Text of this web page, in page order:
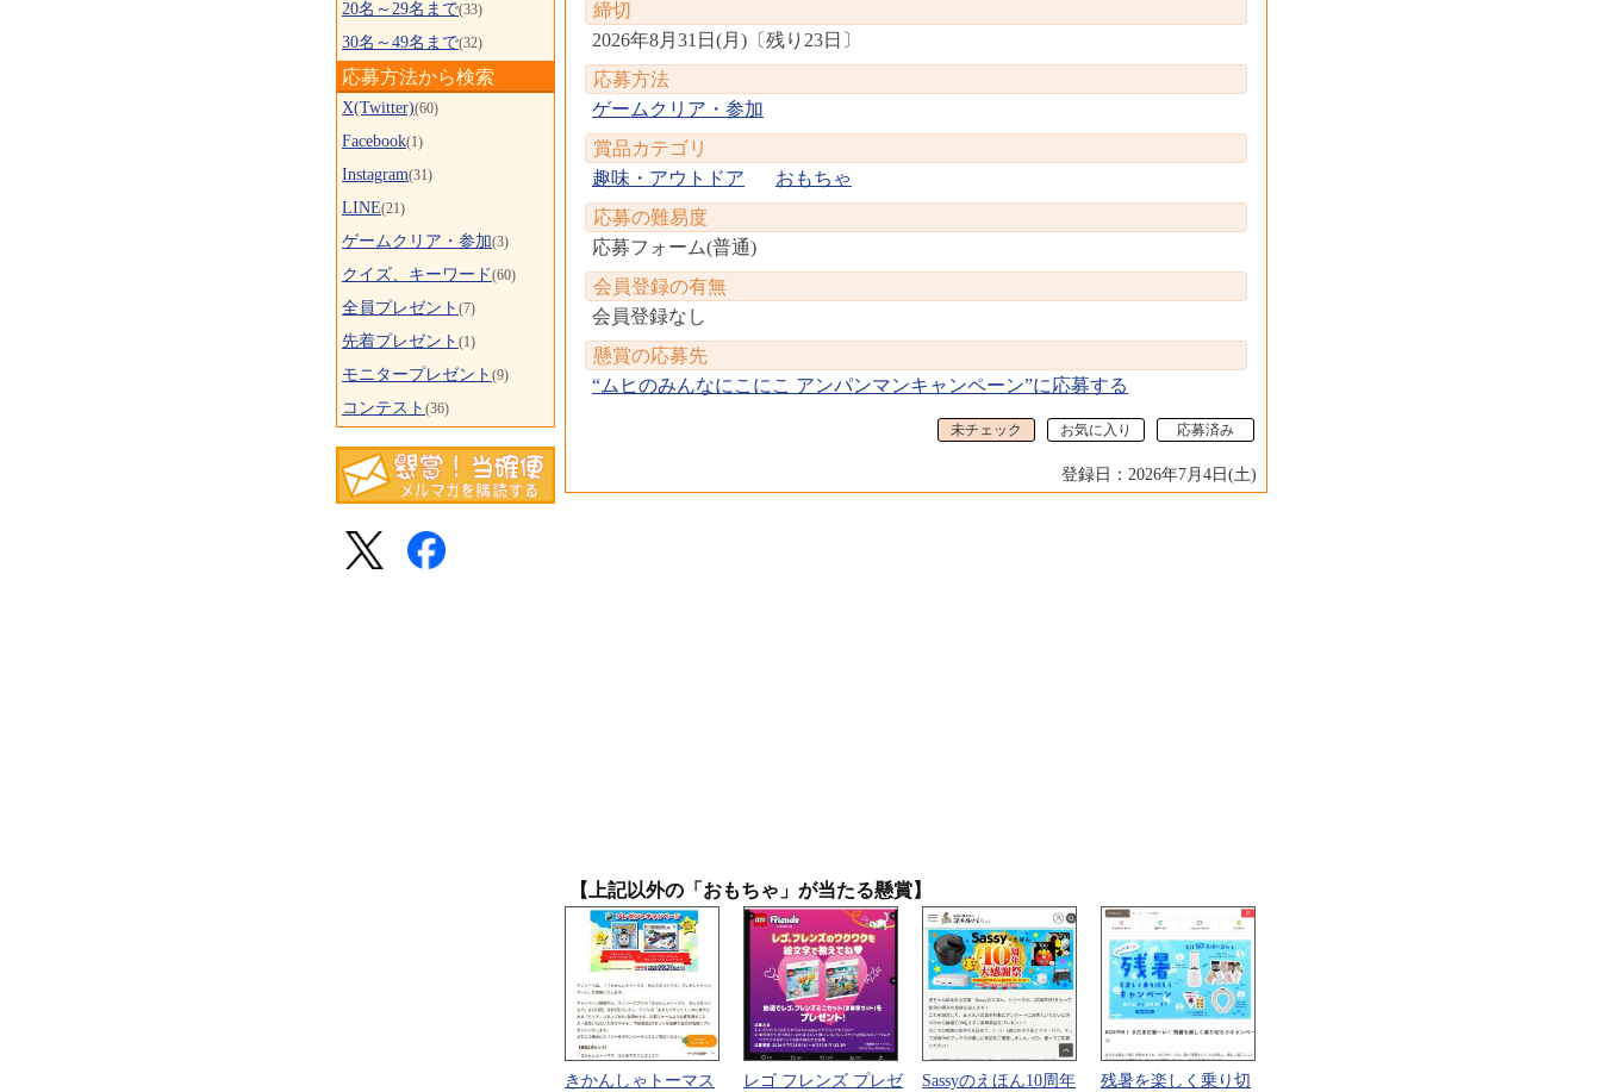
締切
2026年8月31日(月) 〔残り23日 〕
応募方法
ゲームクリア・参加
賞品カテゴリ
趣味・アウトドア
おもちゃ
応募の難易度
応募フォーム(普通)
会員登録の有無
会員登録なし
懸賞の応募先
“ムヒのみんなにこにこ アンパンマンキャンペーン”に応募する
未チェック お気に入り 応募済み
登録日：2026年7月4日(土)
【上記以外の「おもちゃ」が当たる懸賞】
きかんしゃトーマス レゴ フレンズ プレゼ Sassyのえほん10周年 残暑を楽しく乗り切
20名～29名まで(33)
30名～49名まで(32)
応募方法から検索
X(Twitter)(60)
Facebook(1)
Instagram(31)
LINE(21)
ゲームクリア・参加(3)
クイズ、キーワード(60)
全員プレゼント (7)
先着プレゼント (1)
モニタープレゼント (9)
コンテスト (36)